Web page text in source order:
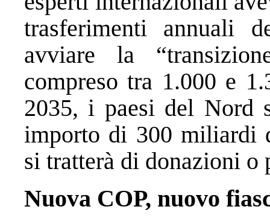
trasferimenti annuali
avviare la
compreso tra 1.000 e
2035, i paesi del Nord
importo di 300 miliardi
si tratterà di donazioni
Nuova COP, nuovo